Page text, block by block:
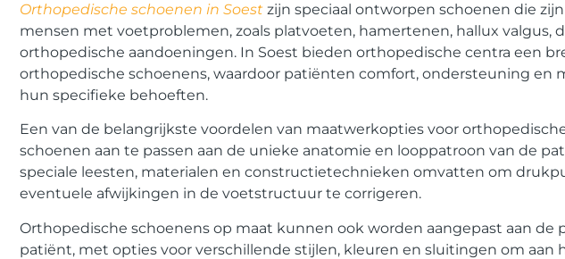
Orthopedische schoenen in Soest zijn speciaal ontworpen schoenen die
mensen met voetproblemen, zoals platvoeten, hamertenen, hallux valgus,
orthopedische aandoeningen. In Soest bieden orthopedische centra een
orthopedische schoenens, waardoor patiënten comfort, ondersteuning
hun specifieke behoeften.
Een van de belangrijkste voordelen van maatwerkopties voor
schoenen aan te passen aan de unieke anatomie en looppatroon van de
speciale leesten, materialen en constructietechnieken omvatten om
eventuele afwijkingen in de voetstructuur te corrigeren.
Orthopedische schoenens op maat kunnen ook worden aangepast aan de
patiënt, met opties voor verschillende stijlen, kleuren en sluitingen om